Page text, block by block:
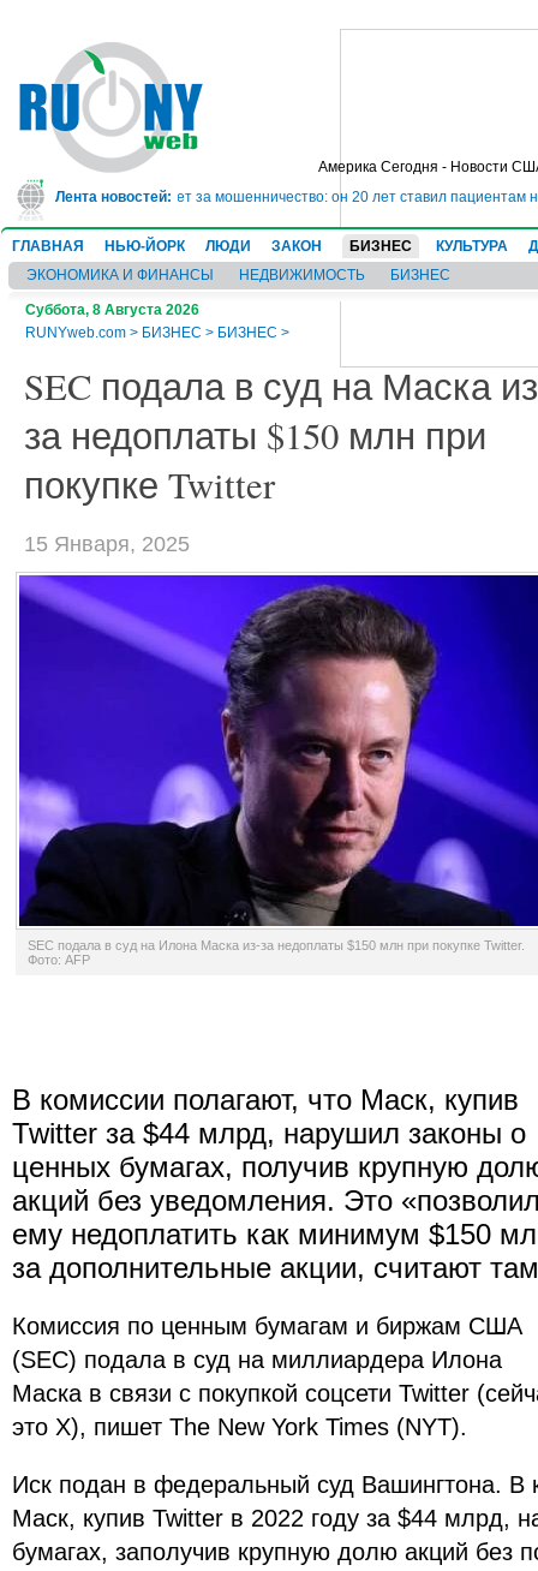
Америка Сегодня - Новости
Лента новостей:
в тюрьму на 10 лет за мошенничество: он 20 лет ставил пациентам
ГЛАВНАЯ НЬЮ-ЙОРК ЛЮДИ ЗАКОН БИЗНЕС КУЛЬТУРА
ЭКОНОМИКА И ФИНАНСЫ
НЕДВИЖИМОСТЬ БИЗНЕС
Суббота, 8 Августа 2026
RUNYweb.com > БИЗНЕС > БИЗНЕС >
SEC подала в суд на Маска
за недоплаты $150 млн при
покупке Twitter
15 Января, 2025
SEC подала в суд на Илона Маска из-за недоплаты $150 млн при покупке Twitter.
Фото: AFP
В комиссии полагают, что Маск, купив
Twitter за $44 млрд, нарушил законы о
ценных бумагах, получив крупную
акций без уведомления. Это
ему недоплатить как минимум $150
за дополнительные акции, считают там
Комиссия по ценным бумагам и биржам США
(SEC) подала в суд на миллиардера Илона
Маска в связи с покупкой соцсети Twitter
это X), пишет The New York Times (NYT).
Иск подан в федеральный суд Вашингтона. В
Маск, купив Twitter в 2022 году за $44 млрд,
бумагах, заполучив крупную долю акций без